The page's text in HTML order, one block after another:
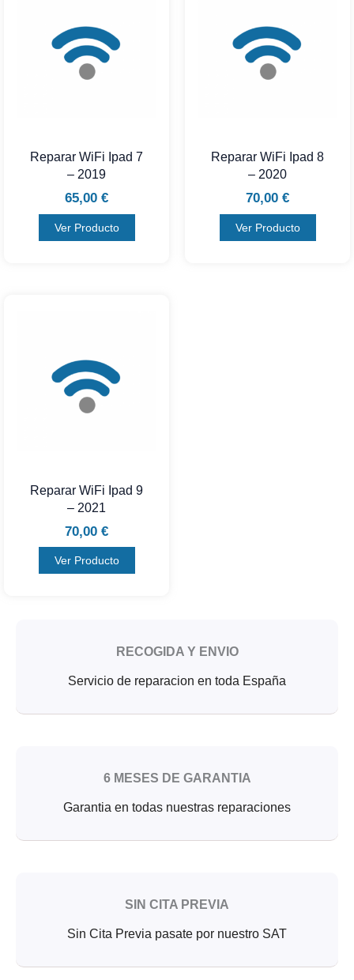
Reparar WiFi Ipad 7
– 2019
65,00 €
Ver Producto
Reparar WiFi Ipad 8
– 2020
70,00 €
Ver Producto
Reparar WiFi Ipad 9
– 2021
70,00 €
Ver Producto
RECOGIDA Y ENVIO
Servicio de reparacion en toda España
6 MESES DE GARANTIA
Garantia en todas nuestras reparaciones
SIN CITA PREVIA
Sin Cita Previa pasate por nuestro SAT